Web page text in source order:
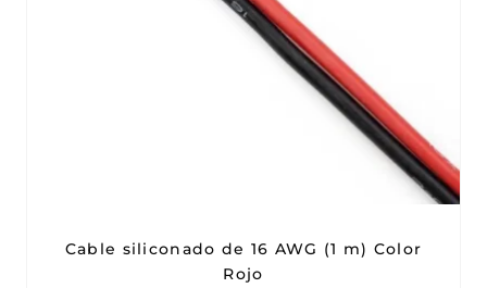
Cable siliconado de 16 AWG (1 m) Color
Rojo